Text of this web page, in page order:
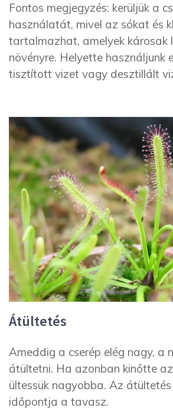
Fontos megjegyzés: kerüljük a
használatát, mivel az sókat és
tartalmazhat, amelyek károsak
növényre. Helyette használjunk
tisztított vizet vagy desztillált
Átültetés
Ameddig a cserép elég nagy, a
átültetni. Ha azonban kinőtte
ültessük nagyobba. Az
időpontja a tavasz.